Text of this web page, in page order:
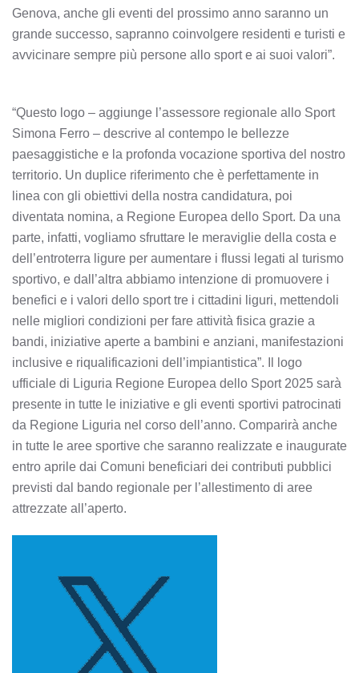
Genova, anche gli eventi del prossimo anno saranno un
grande successo, sapranno coinvolgere residenti e turisti e
avvicinare sempre più persone allo sport e ai suoi valori”.
“Questo logo – aggiunge l’assessore regionale allo Sport
Simona Ferro – descrive al contempo le bellezze
paesaggistiche e la profonda vocazione sportiva del nostro
territorio. Un duplice riferimento che è perfettamente in
linea con gli obiettivi della nostra candidatura, poi
diventata nomina, a Regione Europea dello Sport. Da una
parte, infatti, vogliamo sfruttare le meraviglie della costa e
dell’entroterra ligure per aumentare i flussi legati al turismo
sportivo, e dall’altra abbiamo intenzione di promuovere i
benefici e i valori dello sport tre i cittadini liguri, mettendoli
nelle migliori condizioni per fare attività fisica grazie a
bandi, iniziative aperte a bambini e anziani, manifestazioni
inclusive e riqualificazioni dell’impiantistica”. Il logo
ufficiale di Liguria Regione Europea dello Sport 2025 sarà
presente in tutte le iniziative e gli eventi sportivi patrocinati
da Regione Liguria nel corso dell’anno. Comparirà anche
in tutte le aree sportive che saranno realizzate e inaugurate
entro aprile dai Comuni beneficiari dei contributi pubblici
previsti dal bando regionale per l’allestimento di aree
attrezzate all’aperto.